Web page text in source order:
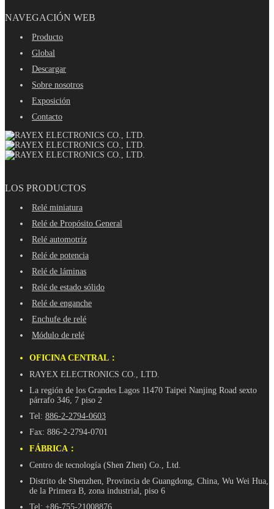
NAVEGACIÓN WEB
Producto
Global
Descargar
Sobre nosotros
Exposición
Contacto
LOS PRODUCTOS
Relé miniatura
Relé de Propósito General
Relé automotriz
Relé de potencia
Relé de láminas
Relé de estado sólido
Relé de enganche
Enchufe de relé
Módulo de relé
OFICINA CENTRAL：
RAYEX ELECTRONICS CO., LTD.
La región de los Grandes Lagos 11470 Taipei Nanjing Road sexto
párrafo 346, 7 piso 2
Tel: 886-2-2794-0603
Fax: 886-2-2794-0701
FÁBRICA：
Centro de tecnología (Shen Zhen) Co., Ltd.
Distrito de Shenzhen, Provincia de Guangdong, China, Wu Wei Hua,
de la Primera B, zona industrial, piso 6
Tel: +86-755-21008876